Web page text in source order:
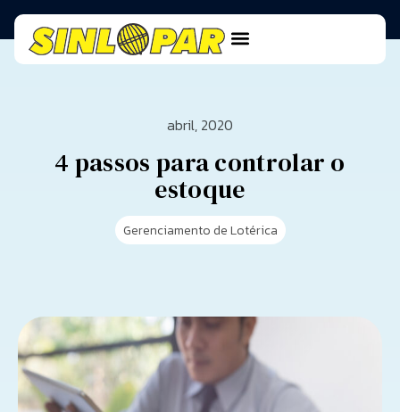
abril, 2020
4 passos para controlar o
estoque
Gerenciamento de Lotérica